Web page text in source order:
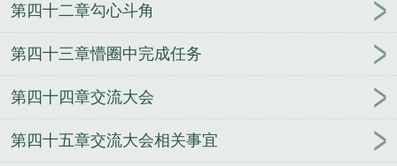
第四十二章勾心斗角
第四十三章懵圈中完成任务
第四十四章交流大会
第四十五章交流大会相关事宜